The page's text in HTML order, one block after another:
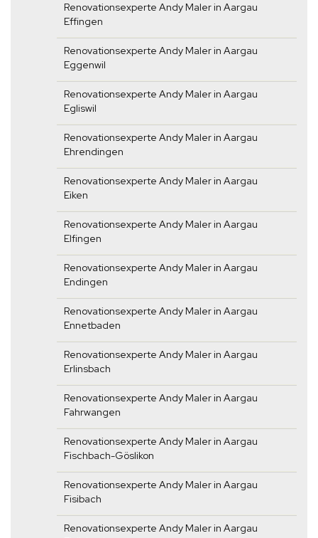
Renovationsexperte Andy Maler in Aargau
Effingen
Renovationsexperte Andy Maler in Aargau
Eggenwil
Renovationsexperte Andy Maler in Aargau
Egliswil
Renovationsexperte Andy Maler in Aargau
Ehrendingen
Renovationsexperte Andy Maler in Aargau
Eiken
Renovationsexperte Andy Maler in Aargau
Elfingen
Renovationsexperte Andy Maler in Aargau
Endingen
Renovationsexperte Andy Maler in Aargau
Ennetbaden
Renovationsexperte Andy Maler in Aargau
Erlinsbach
Renovationsexperte Andy Maler in Aargau
Fahrwangen
Renovationsexperte Andy Maler in Aargau
Fischbach-Göslikon
Renovationsexperte Andy Maler in Aargau
Fisibach
Renovationsexperte Andy Maler in Aargau